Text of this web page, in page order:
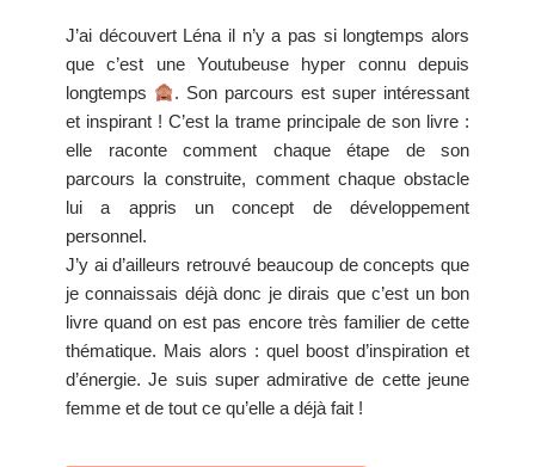
J’ai découvert Léna il n’y a pas si longtemps alors
que c’est une Youtubeuse hyper connu depuis
longtemps
. Son parcours est super intéressant
et inspirant ! C’est la trame principale de son livre :
elle raconte comment chaque étape de son
parcours la construite, comment chaque obstacle
lui a appris un concept de développement
personnel.
J’y ai d’ailleurs retrouvé beaucoup de concepts que
je connaissais déjà donc je dirais que c’est un bon
livre quand on est pas encore très familier de cette
thématique. Mais alors : quel boost d’inspiration et
d’énergie. Je suis super admirative de cette jeune
femme et de tout ce qu’elle a déjà fait !